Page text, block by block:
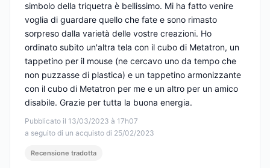
Pubblicato il 13/03/2023 à 17h07
a seguito di un acquisto di 25/02/2023
simbolo della triquetra è bellissimo. Mi ha fatto venire
voglia di guardare quello che fate e sono rimasto
sorpreso dalla varietà delle vostre creazioni. Ho
ordinato subito un'altra tela con il cubo di Metatron, un
tappetino per il mouse (ne cercavo uno da tempo che
non puzzasse di plastica) e un tappetino armonizzante
con il cubo di Metatron per me e un altro per un amico
disabile. Grazie per tutta la buona energia.
Recensione tradotta